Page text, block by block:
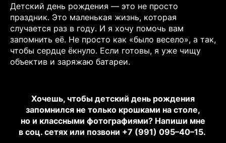
Детский день рождения — это не просто
праздник. Это маленькая жизнь, которая
случается раз в году. И я хочу помочь вам
запомнить её. Не просто как «было весело», а так,
чтобы сердце ёкнуло. Если готовы, я уже чищу
объектив и заряжаю батареи.
Хочешь, чтобы детский день рождения
запомнился не только крошками на столе,
но и классными фотографиями? Напиши мне
в соц. сетях или позвони +7 (991) 095–40–15.